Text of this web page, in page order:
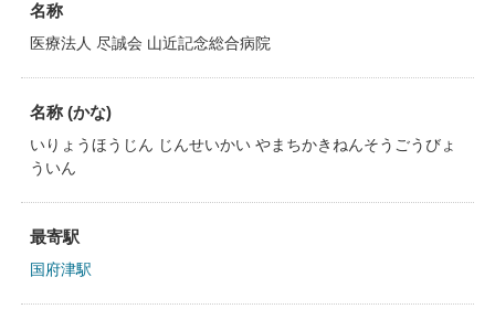
名称
医療法人 尽誠会 山近記念総合病院
名称 (かな)
いりょうほうじん じんせいかい やまちかきねんそうごうびょ
ういん
最寄駅
国府津駅